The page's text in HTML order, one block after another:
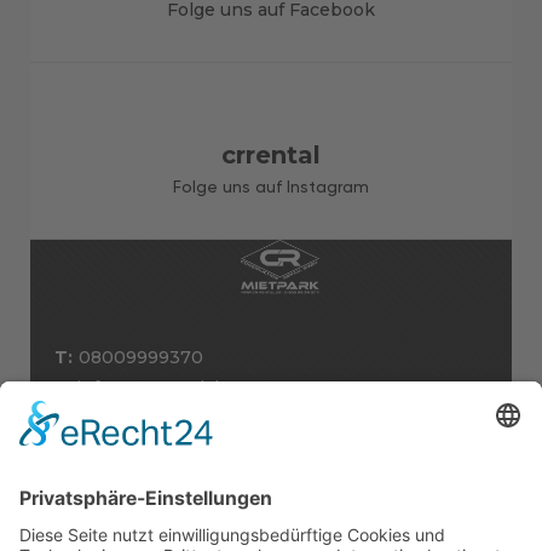
Folge uns auf Facebook
crrental
Folge uns auf Instagram
Rudolf-Diesel-Straße 25
56220 Urmitz
T: 08009999370
E: info@cr-rental.de